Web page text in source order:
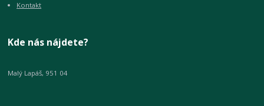
Kontakt
Kde nás nájdete?
Malý Lapáš, 951 04